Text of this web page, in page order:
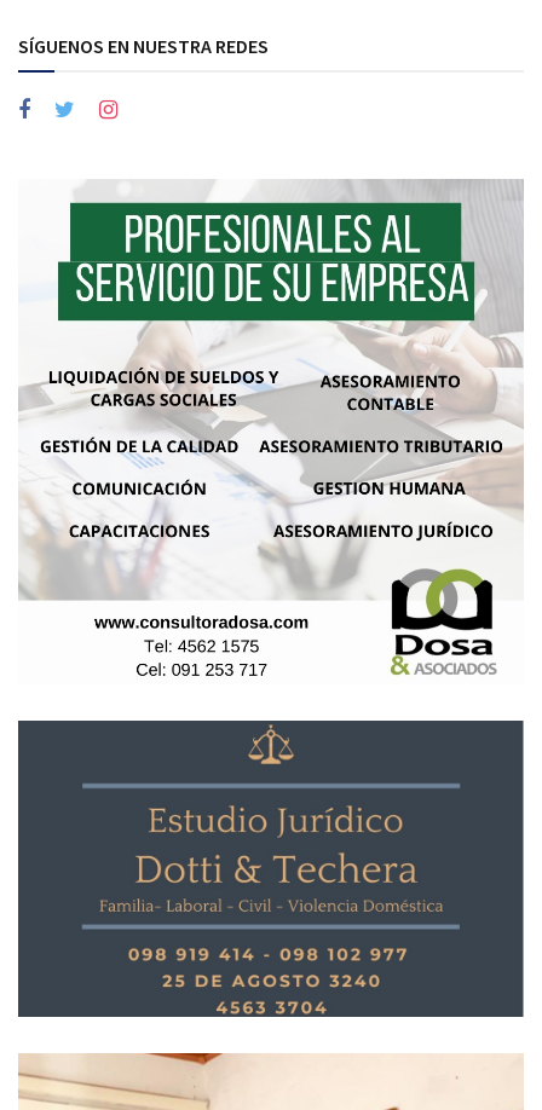
SÍGUENOS EN NUESTRA REDES